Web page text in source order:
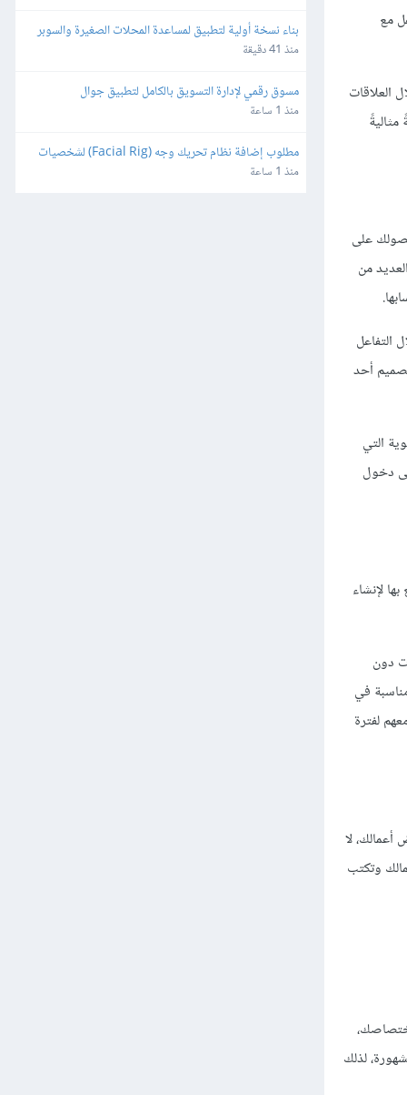
مع
العلاقات
على
من
التفاعل
أحد
التي
دخول
لإنشاء
دون
في
لفترة
لا
وتكتب
لذلك
بناء نسخة أولية لتطبيق لمساعدة المحلات الصغيرة والسوبر
ماركت
منذ 41 دقيقة
مسوق رقمي لإدارة التسويق بالكامل لتطبيق جوال
منذ 1 ساعة
3D بصيغة FBX باستخدام Blender
منذ 1 ساعة